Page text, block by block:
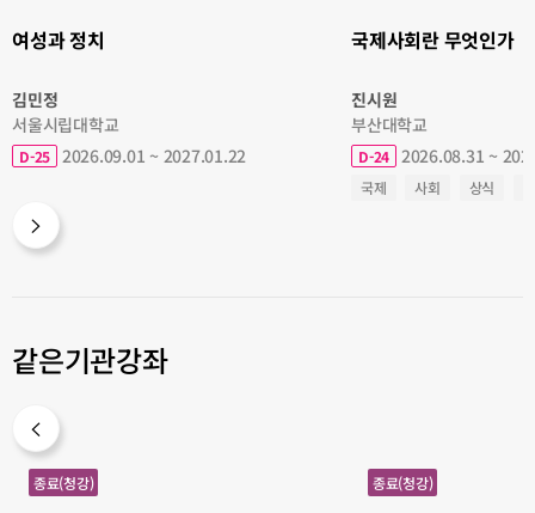
여성과 정치
김민정
서울시립대학교
D-25 2026.09.01 ~ 2027.01.22
국제사회란 무엇인가
진시원
부산대학교
D-24 2026.08.31 ~
국제 사회 상식
같은기관강좌
클
릭!
부
종료(청강) 증
권
투
종료(청강)